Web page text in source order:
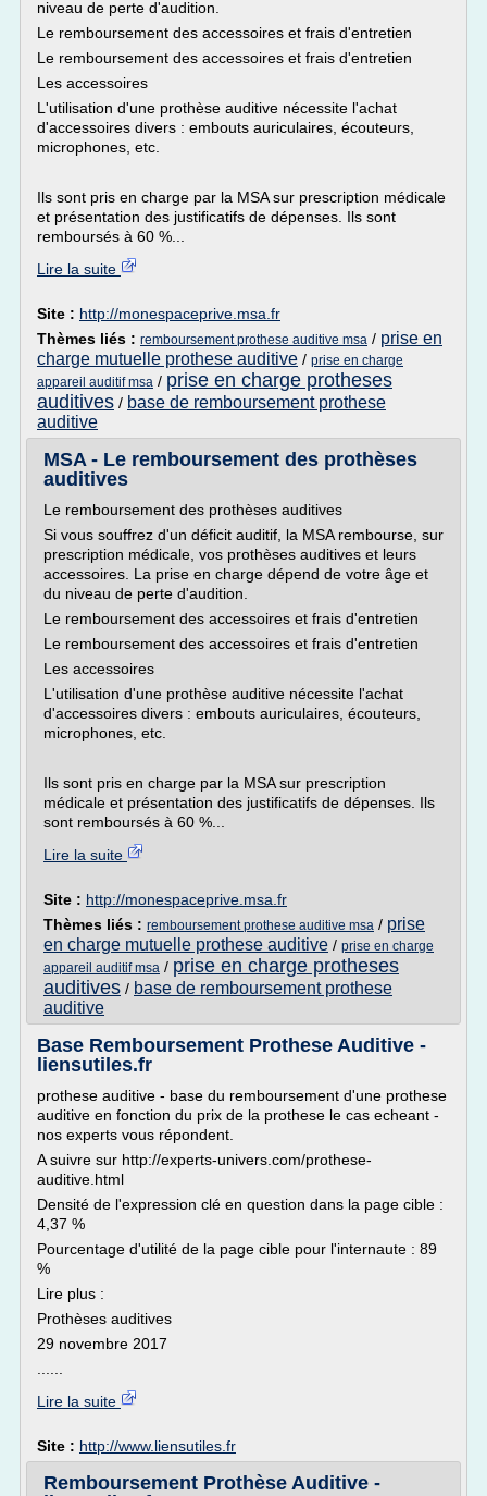
niveau de perte d'audition.
Le remboursement des accessoires et frais d'entretien
Le remboursement des accessoires et frais d'entretien
Les accessoires
L'utilisation d'une prothèse auditive nécessite l'achat
d'accessoires divers : embouts auriculaires, écouteurs,
microphones, etc.
Ils sont pris en charge par la MSA sur prescription médicale
et présentation des justificatifs de dépenses. Ils sont
remboursés à 60 %...
Lire la suite
Site : http://monespaceprive.msa.fr
Thèmes liés : remboursement prothese auditive msa / prise en
charge mutuelle prothese auditive / prise en charge
appareil auditif msa / prise en charge protheses
auditives / base de remboursement prothese
auditive
MSA - Le remboursement des prothèses
auditives
Le remboursement des prothèses auditives
Si vous souffrez d'un déficit auditif, la MSA rembourse, sur
prescription médicale, vos prothèses auditives et leurs
accessoires. La prise en charge dépend de votre âge et
du niveau de perte d'audition.
Le remboursement des accessoires et frais d'entretien
Le remboursement des accessoires et frais d'entretien
Les accessoires
L'utilisation d'une prothèse auditive nécessite l'achat
d'accessoires divers : embouts auriculaires, écouteurs,
microphones, etc.
Ils sont pris en charge par la MSA sur prescription
médicale et présentation des justificatifs de dépenses. Ils
sont remboursés à 60 %...
Lire la suite
Site : http://monespaceprive.msa.fr
Thèmes liés : remboursement prothese auditive msa / prise
en charge mutuelle prothese auditive / prise en charge
appareil auditif msa / prise en charge protheses
auditives / base de remboursement prothese
auditive
Base Remboursement Prothese Auditive -
liensutiles.fr
prothese auditive - base du remboursement d'une prothese
auditive en fonction du prix de la prothese le cas echeant -
nos experts vous répondent.
A suivre sur http://experts-univers.com/prothese-
auditive.html
Densité de l'expression clé en question dans la page cible :
4,37 %
Pourcentage d'utilité de la page cible pour l'internaute : 89
%
Lire plus :
Prothèses auditives
29 novembre 2017
Lire la suite
Site : http://www.liensutiles.fr
Remboursement Prothèse Auditive -